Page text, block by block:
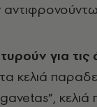
για
κελιά